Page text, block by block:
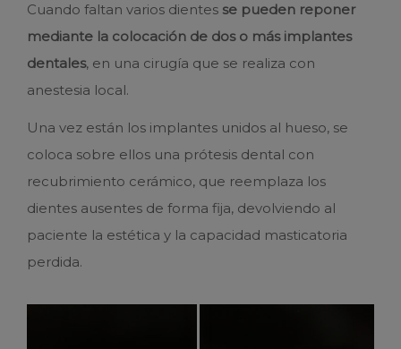
Cuando faltan varios dientes se pueden reponer
mediante la colocación de dos o más implantes
dentales, en una cirugía que se realiza con
anestesia local.
Una vez están los implantes unidos al hueso, se
coloca sobre ellos una prótesis dental con
recubrimiento cerámico, que reemplaza los
dientes ausentes de forma fija, devolviendo al
paciente la estética y la capacidad masticatoria
perdida.